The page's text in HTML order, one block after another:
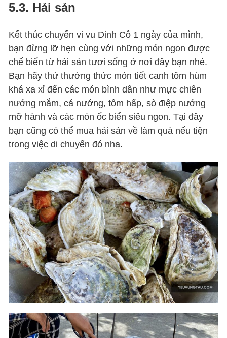
5.3. Hải sản
Kết thúc chuyến vi vu Dinh Cô 1 ngày của mình,
bạn đừng lỡ hẹn cùng với những món ngon được
chế biến từ hải sản tươi sống ở nơi đây bạn nhé.
Bạn hãy thử thưởng thức món tiết canh tôm hùm
khá xa xỉ đến các món bình dân như mực chiên
nướng mắm, cá nướng, tôm hấp, sò điệp nướng
mỡ hành và các món ốc biển siêu ngon. Tại đây
bạn cũng có thể mua hải sản về làm quà nếu tiện
trong việc di chuyển đó nha.